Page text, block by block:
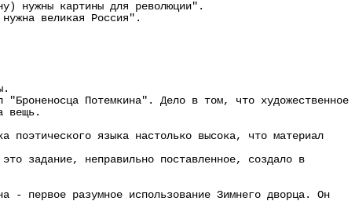
нужны картины для революции".
великая Россия".
Потемкина". Дело в том, что художественное
вещь.
языка настолько высока, что материал
задание, неправильно поставленное, создало в
первое разумное использование Зимнего дворца. Он